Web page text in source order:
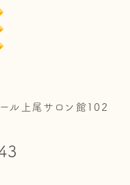
ル上尾サロン館102